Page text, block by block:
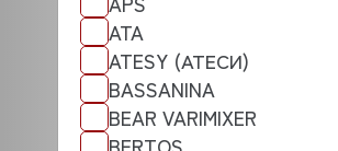
ATA
ATESY (АТЕСИ)
BASSANINA
BEAR VARIMIXER
BERTOS